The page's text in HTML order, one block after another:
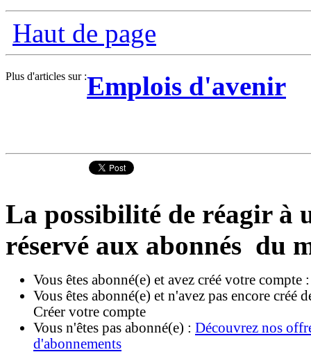
Haut de page
Plus d'articles sur :Emplois d'avenir
La possibilité de réagir à
réservé aux abonnés du
Vous êtes abonné(e) et avez créé votre compte
Vous êtes abonné(e) et n'avez pas encore créé
Créer votre compte
Vous n'êtes pas abonné(e) : Découvrez nos
d'abonnements